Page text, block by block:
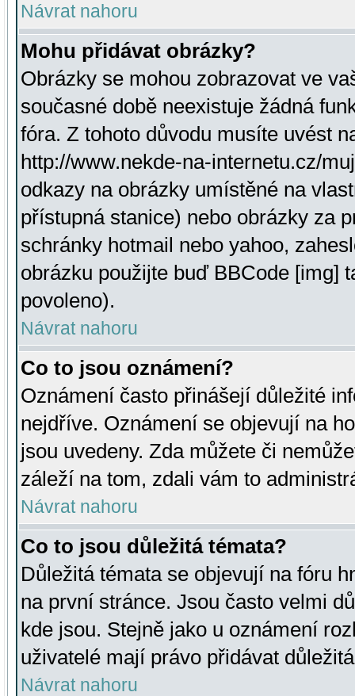
Návrat nahoru
Mohu přidávat obrázky?
Obrázky se mohou zobrazovat ve
současné době neexistuje žádná
fóra. Z tohoto důvodu musíte uvést
http://www.nekde-na-internetu.cz/
odkazy na obrázky umístěné na
přístupná stanice) nebo obrázky za
schránky hotmail nebo yahoo,
obrázku použijte buď BBCode [img]
povoleno).
Návrat nahoru
Co to jsou oznámení?
Oznámení často přinášejí důležité
nejdříve. Oznámení se objevují na
jsou uvedeny. Zda můžete či
záleží na tom, zdali vám to
Návrat nahoru
Co to jsou důležitá témata?
Důležitá témata se objevují na fóru
na první stránce. Jsou často velmi
kde jsou. Stejně jako u oznámení
uživatelé mají právo přidávat
Návrat nahoru